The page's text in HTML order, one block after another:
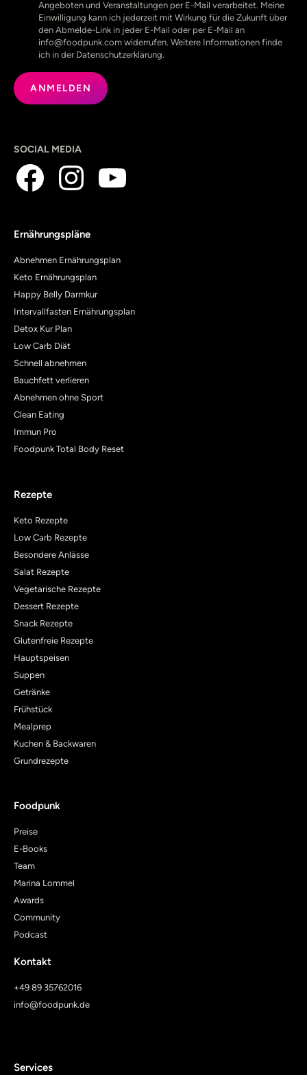
Angeboten und Veranstaltungen per E-Mail verarbeitet. Meine
Einwilligung kann ich jederzeit mit Wirkung für die Zukunft über
den Abmelde-Link in jeder E-Mail oder per E-Mail an
info@foodpunk.com widerrufen. Weitere Informationen finde
ich in der Datenschutzerklärung.
SOCIAL MEDIA
Ernährungspläne
Abnehmen Ernährungsplan
Keto Ernährungsplan
Happy Belly Darmkur
Intervallfasten Ernährungsplan
Detox Kur Plan
Low Carb Diät
Schnell abnehmen
Bauchfett verlieren
Abnehmen ohne Sport
Clean Eating
Immun Pro
Foodpunk Total Body Reset
Rezepte
Keto Rezepte
Low Carb Rezepte
Besondere Anlässe
Salat Rezepte
Vegetarische Rezepte
Dessert Rezepte
Snack Rezepte
Glutenfreie Rezepte
Hauptspeisen
Suppen
Getränke
Frühstück
Mealprep
Kuchen & Backwaren
Grundrezepte
Foodpunk
Preise
E-Books
Team
Marina Lommel
Awards
Community
Podcast
Kontakt
+49 89 35762016
info@foodpunk.de
Services